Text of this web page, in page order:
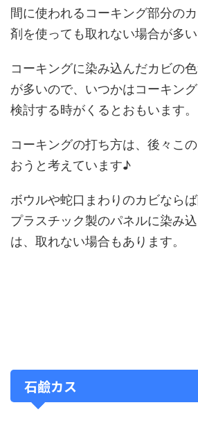
間に使われるコーキング部分の
剤を使っても取れない場合が多い
コーキングに染み込んだカビの
が多いので、いつかはコーキン
検討する時がくるとおもいます。
コーキングの打ち方は、後々こ
おうと考えています♪
ボウルや蛇口まわりのカビならば
プラスチック製のパネルに染み
は、取れない場合もあります。
石鹼カス